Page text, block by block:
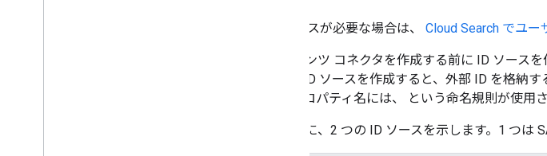
ID ソースが必要な場合は、 Cloud Search でユ
コンテンツ コネクタを作成する前に ID ソース
です。ID ソースを作成すると、外部 ID を格納す
す。プロパティ名には、 という命名規則が使用
次の表に、2 つの ID ソースを示します。1 つは